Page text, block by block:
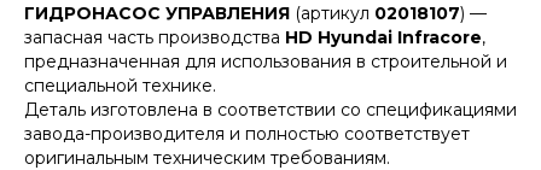
ГИДРОНАСОС УПРАВЛЕНИЯ (артикул 02018107) —
запасная часть производства HD Hyundai Infracore,
предназначенная для использования в строительной и
специальной технике.
Деталь изготовлена в соответствии со спецификациями
завода-производителя и полностью соответствует
оригинальным техническим требованиям.